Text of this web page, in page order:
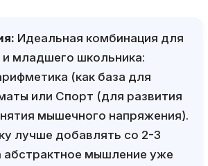
Идеальная комбинация для
младшего школьника:
(как база для
или Спорт (для развития
мышечного напряжения).
лучше добавлять со 2-3
абстрактное мышление уже